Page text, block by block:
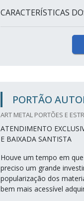
CARACTERÍSTICAS
PORTÃO
ART METAL PORTÕES E
ATENDIMENTO
E BAIXADA SANTISTA
Houve um tempo em
preciso um grande
popularização dos
bem mais acessível